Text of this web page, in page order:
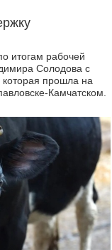
итогам рабочей
Солодова с
которая прошла на
Камчатском.